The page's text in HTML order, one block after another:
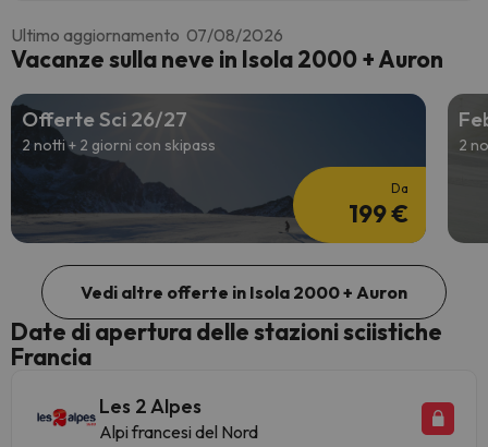
Ultimo aggiornamento 07/08/2026
Vacanze sulla neve in Isola 2000 + Auron
Offerte Sci 26/27
2 notti + 2 giorni con skipass
Da
199 €
2
Vedi altre offerte in Isola 2000 + Auron
Date di apertura delle stazioni sciistiche
Francia
Les 2 Alpes
Alpi francesi del Nord